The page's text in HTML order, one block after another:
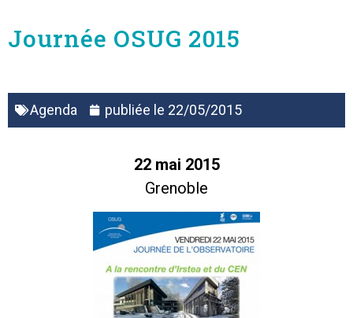
Journée OSUG 2015
Agenda publiée le 22/05/2015
22 mai 2015
Grenoble